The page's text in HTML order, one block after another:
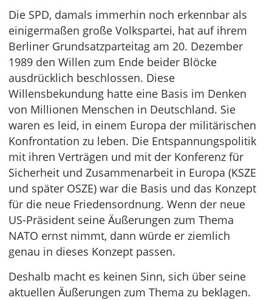
Die SPD, damals immerhin noch erkennbar als
einigermaßen große Volkspartei, hat auf ihrem
Berliner Grundsatzparteitag am 20. Dezember
1989 den Willen zum Ende beider Blöcke
ausdrücklich beschlossen. Diese
Willensbekundung hatte eine Basis im Denken
von Millionen Menschen in Deutschland. Sie
waren es leid, in einem Europa der militärischen
Konfrontation zu leben. Die Entspannungspolitik
mit ihren Verträgen und mit der Konferenz für
Sicherheit und Zusammenarbeit in Europa (KSZE
und später OSZE) war die Basis und das Konzept
für die neue Friedensordnung. Wenn der neue
US-Präsident seine Äußerungen zum Thema
NATO ernst nimmt, dann würde er ziemlich
genau in dieses Konzept passen.
Deshalb macht es keinen Sinn, sich über seine
aktuellen Äußerungen zum Thema zu beklagen.